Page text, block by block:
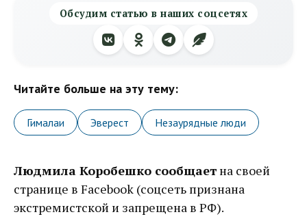
Обсудим статью в наших соцсетях
Читайте больше на эту тему:
Гималаи Эверест Незаурядные люди
Людмила Коробешко сообщаетна своей
странице в Facebook (соцсеть признана
экстремистской и запрещена в РФ).